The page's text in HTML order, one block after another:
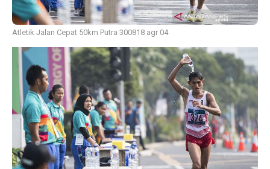
Atletik Jalan Cepat 50km Putra 300818 agr 04